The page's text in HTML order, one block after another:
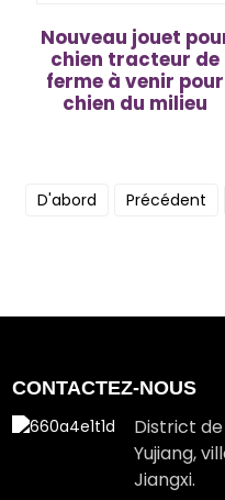
Nouveau jouet
chien tracteur de
ferme à venir pour
chien du milieu
D'abord Précédent
CONTACTEZ-NOUS
District
Yujiang,
Jiangxi.